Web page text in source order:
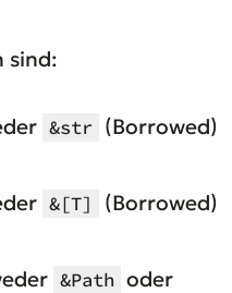
sind:
&str (Borrowed)
&[T]
(Borrowed)
&Path oder